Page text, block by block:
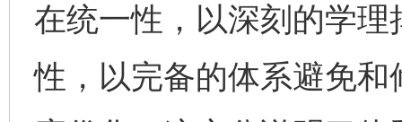
在统一性，以深刻的学
性，以完备的体系避免